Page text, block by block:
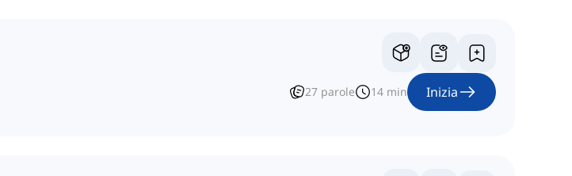
27 parole 14 min Inizia